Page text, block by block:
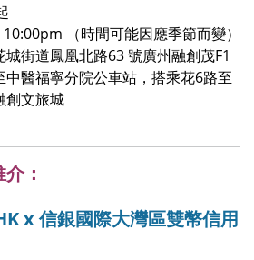
（時間可能因應季節而變）
城街道鳳凰北路63 號廣州融創茂F1
中醫福寧分院公車站，搭乘花6路至
創文旅城
：
x 信銀國際大灣區雙幣信用